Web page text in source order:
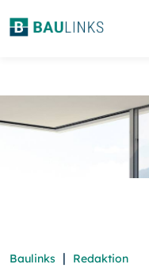
Baulinks | Redaktion